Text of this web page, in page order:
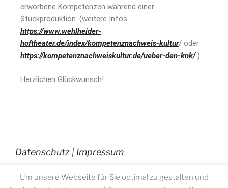
erworbene Kompetenzen während einer
Stückproduktion. (weitere Infos:
https://www.wehlheider-
hoftheater.de/index/kompetenznachweis-kultur/ oder
https://kompetenznachweiskultur.de/ueber-den-knk/)
Herzlichen Glückwunsch!
Datenschutz | Impressum
Um unsere Webseite für Sie optimal zu gestalten und